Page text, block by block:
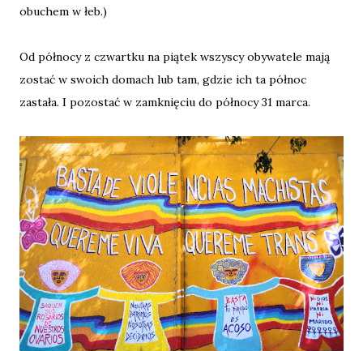
obuchem w łeb.)
Od północy z czwartku na piątek wszyscy obywatele mają
zostać w swoich domach lub tam, gdzie ich ta północ
zastała. I pozostać w zamknięciu do północy 31 marca.